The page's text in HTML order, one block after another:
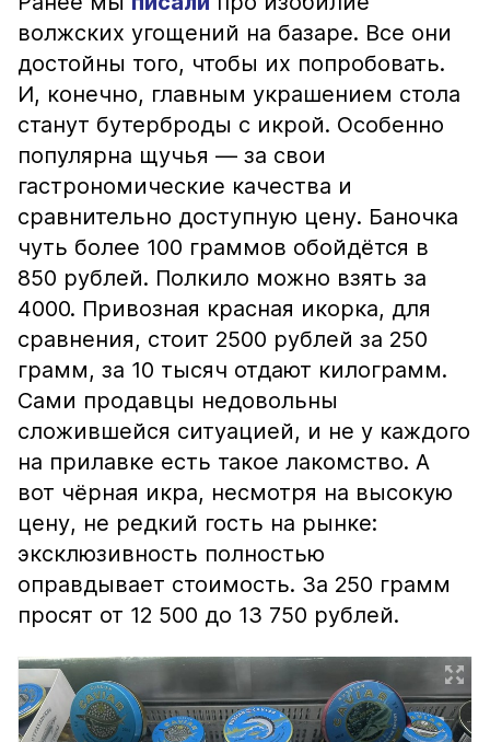
волжских угощений на базаре. Все они
достойны того, чтобы их попробовать.
И, конечно, главным украшением стола
станут бутерброды с икрой. Особенно
популярна щучья — за свои
гастрономические качества и
сравнительно доступную цену. Баночка
чуть более 100 граммов обойдётся в
850 рублей. Полкило можно взять за
4000. Привозная красная икорка, для
сравнения, стоит 2500 рублей за 250
грамм, за 10 тысяч отдают килограмм.
Сами продавцы недовольны
сложившейся ситуацией, и не у каждого
на прилавке есть такое лакомство. А
вот чёрная икра, несмотря на высокую
цену, не редкий гость на рынке:
эксклюзивность полностью
оправдывает стоимость. За 250 грамм
просят от 12 500 до 13 750 рублей.